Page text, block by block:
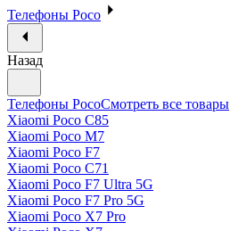
Телефоны Poco
Назад
Телефоны PocoСмотреть все товары
Xiaomi Poco C85
Xiaomi Poco M7
Xiaomi Poco F7
Xiaomi Poco C71
Xiaomi Poco F7 Ultra 5G
Xiaomi Poco F7 Pro 5G
Xiaomi Poco X7 Pro